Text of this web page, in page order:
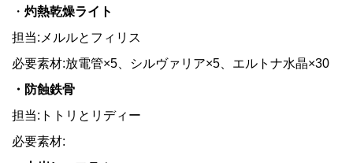
・ 灼熱乾燥ライト
担当:メルルとフィリス
必要素材:放電管×5、シルヴァリア×5、エルトナ水晶×30
・防蝕鉄骨
担当:トトリとリディー
必要素材: